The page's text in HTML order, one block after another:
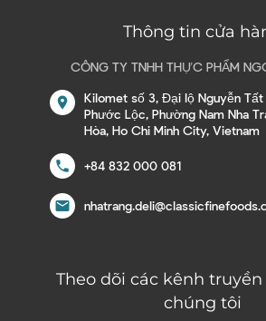
Thông tin cửa
CÔNG TY TNHH THỰC PHẨM
location_on
Kilomet số 3, Đại lộ Nguyễn Tất
Phước Lộc, Phường Nam Nha
Hòa, Ho Chi Minh City, Vietnam
call +84 832 000 081
email
Theo dõi các kênh
chúng tôi